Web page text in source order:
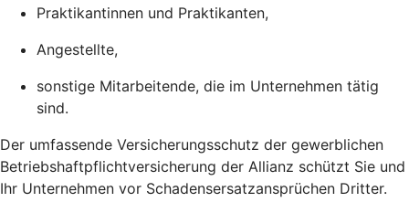
Praktikantinnen und Praktikanten,
Angestellte,
sonstige Mitarbeitende, die im Unternehmen tätig
sind.
Der umfassende Versicherungs­schutz der gewerblichen
Betriebshaft­pflicht­versicherung der Allianz schützt Sie und
Ihr Unternehmen vor Schadens­ersatz­ansprüchen Dritter.